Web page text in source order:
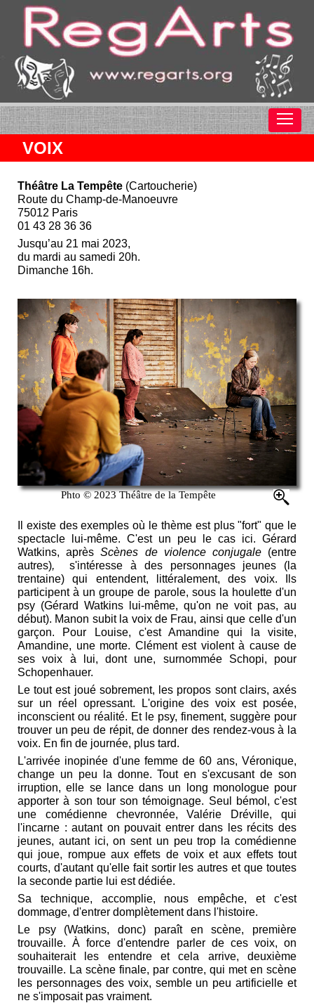
VOIX
Théâtre La Tempête (Cartoucherie)
Route du Champ-de-Manoeuvre
75012 Paris
01 43 28 36 36
Jusqu’au 21 mai 2023,
du mardi au samedi 20h.
Dimanche 16h.
Phto © 2023 Théâtre de la Tempête
Il existe des exemples où le thème est plus "fort" que le
spectacle lui-même. C'est un peu le cas ici. Gérard
Watkins, aprèsScènes de violence conjugale(entre
autres),
s'intéresse à des personnages jeunes (la
trentaine) qui entendent, littéralement, des voix. Ils
participent à un groupe de parole, sous la houlette d'un
psy (Gérard Watkins lui-même, qu'on ne voit pas, au
début). Manon subit la voix de Frau, ainsi que celle d'un
garçon. Pour Louise, c'est Amandine qui la visite,
Amandine, une morte. Clément est violent à cause de
ses voix à lui, dont une, surnommée Schopi, pour
Schopenhauer.
Le tout est joué sobrement, les propos sont clairs, axés
sur un réel opressant. L'origine des voix est posée,
inconscient ou réalité. Et le psy, finement, suggère pour
trouver un peu de répit, de donner des rendez-vous à la
voix. En fin de journée, plus tard.
L'arrivée inopinée d'une femme de 60 ans, Véronique,
change un peu la donne. Tout en s'excusant de son
irruption, elle se lance dans un long monologue pour
apporter à son tour son témoignage. Seul bémol, c'est
une comédienne chevronnée, Valérie Dréville, qui
l'incarne : autant on pouvait entrer dans les récits des
jeunes, autant ici, on sent un peu trop la comédienne
qui joue, rompue aux effets de voix et aux effets tout
courts, d'autant qu'elle fait sortir les autres et que toutes
la seconde partie lui est dédiée.
Sa technique, accomplie, nous empêche, et c'est
dommage, d'entrer domplètement dans l'histoire.
Le psy (Watkins, donc) paraît en scène, première
trouvaille. À force d'entendre parler de ces voix, on
souhaiterait les entendre et cela arrive, deuxième
trouvaille. La scène finale, par contre, qui met en scène
les personnages des voix, semble un peu artificielle et
ne s'imposait pas vraiment.